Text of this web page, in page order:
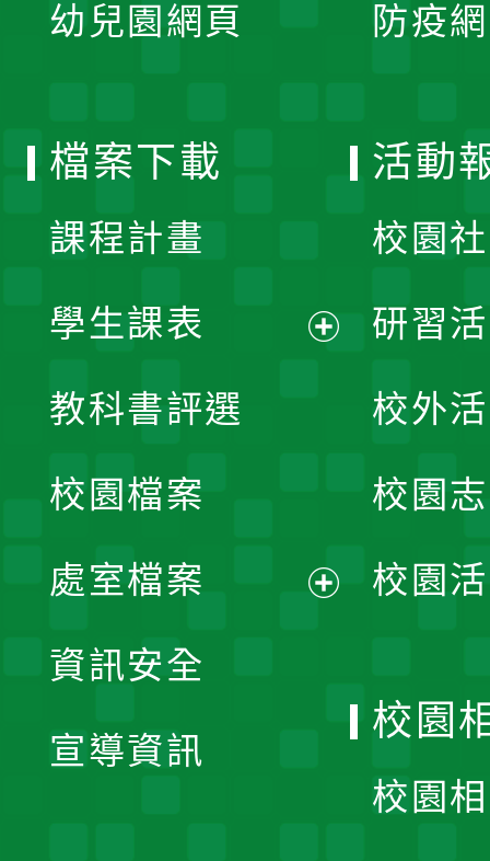
幼兒園網頁 防疫
檔案下載
課程計畫
學生課表
單
教科書評選
校園檔案
處室檔案
資訊安全
宣導資訊
活動
校園
研習
校外
校園
校園
校園
校園